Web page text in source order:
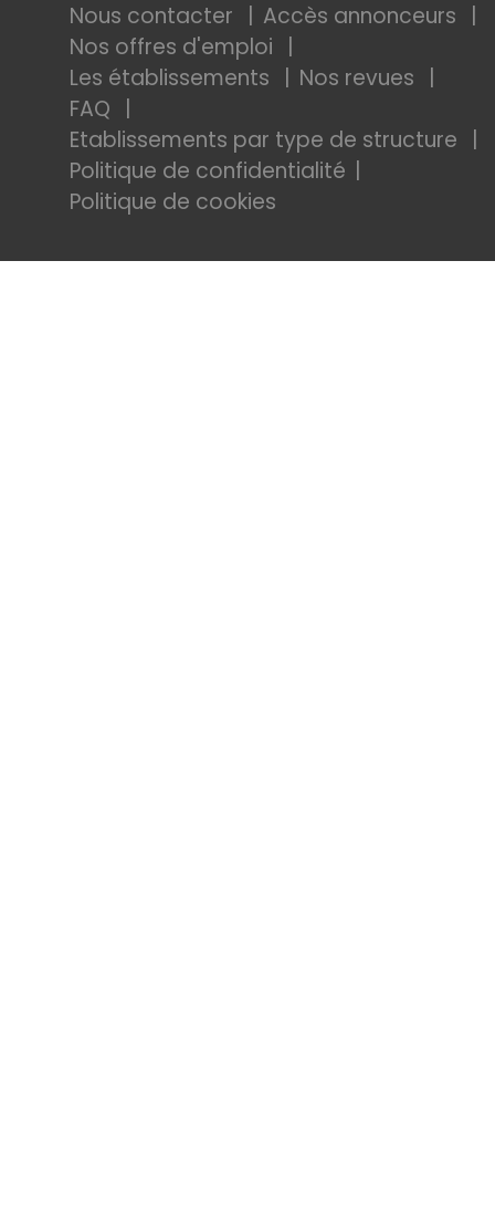
Nous contacter
Accès annonceurs
Nos offres d'emploi
Les établissements
Nos revues
FAQ
Etablissements par type de structure
Politique de confidentialité
Politique de cookies